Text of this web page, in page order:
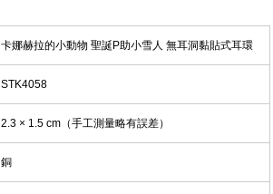
卡娜赫拉的小動物 聖誕P助小雪人 無耳洞黏貼式耳環
STK4058
2.3 × 1.5 cm（手工測量略有誤差）
銅